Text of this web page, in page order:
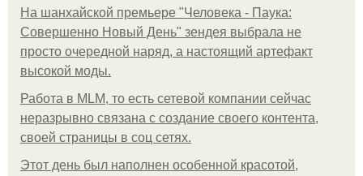
На шанхайской премьере "Человека - Паука:
Совершенно Новый День" зендея выбрала не
просто очередной наряд, а настоящий артефакт
высокой моды.
Работа в MLM, то есть сетевой компании сейчас
неразрывно связана с создание своего контента,
своей страницы в соц сетях.
Этот день был наполнен особенной красотой,